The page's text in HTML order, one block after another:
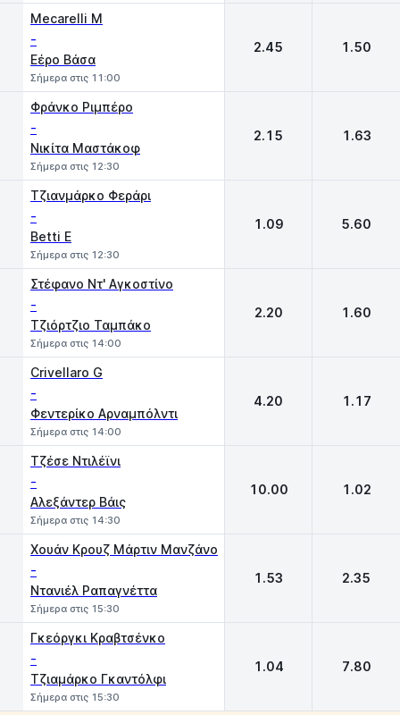
Mecarelli M
-
Εέρο Βάσα
Σήμερα στις 11:00
2.45 1.50
Φράνκο Ριμπέρο
-
Νικίτα Μαστάκοφ
Σήμερα στις 12:30
2.15 1.63
Τζιανμάρκο Φεράρι
-
Betti E
Σήμερα στις 12:30
1.09 5.60
Στέφανο Ντ' Αγκοστίνο
-
Τζιόρτζιο Ταμπάκο
Σήμερα στις 14:00
2.20 1.60
Crivellaro G
-
Φεντερίκο Αρναμπόλντι
Σήμερα στις 14:00
4.20 1.17
Τζέσε Ντιλέϊνι
-
Αλεξάντερ Βάις
Σήμερα στις 14:30
10.00 1.02
Χουάν Κρουζ Μάρτιν Μανζάνο
-
Ντανιέλ Ραπαγνέττα
Σήμερα στις 15:30
1.53 2.35
Γκεόργκι Κραβτσένκο
-
Τζιαμάρκο Γκαντόλφι
Σήμερα στις 15:30
1.04 7.80